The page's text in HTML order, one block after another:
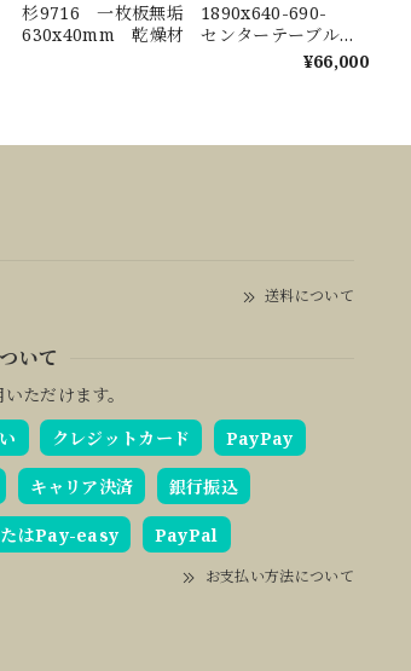
杉9716 一枚板無垢 1890x640-690-
630x40mm 乾燥材 センターテーブル
カウンター ウレタン塗装 セラウッド塗
¥66,000
送料について
いて
ただけます。
クレジットカード PayPay
キャリア決済 銀行振込
たはPay-easy PayPal
お支払い方法について